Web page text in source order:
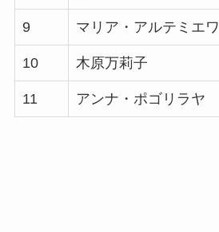
9 マリア・アルテミエワ
10 木原万莉子
11 アンナ・ポゴリラヤ